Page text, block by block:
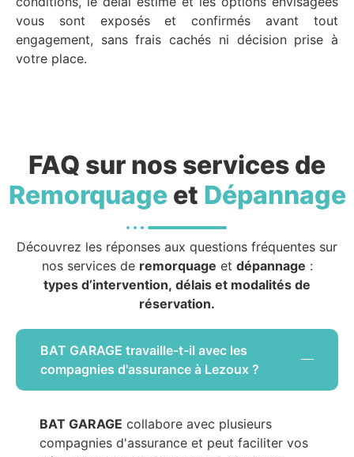
vous sont exposés et confirmés avant tout
engagement, sans frais cachés ni décision prise à
votre place.
FAQ sur nos services de
Remorquageet Dépannage
Découvrez les réponses aux questions fréquentes sur
nos services de remorquage et dépannage :
types d’intervention, délais et modalités de
réservation.
BAT GARAGE travaille-t-il avec les
compagnies d'assurance à Lezoux ?
BAT GARAGE collabore avec plusieurs
compagnies d'assurance et peut faciliter vos